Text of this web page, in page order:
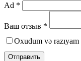
Ad *
Ваш отзыв *
Oxudum və razıyam
Отправить